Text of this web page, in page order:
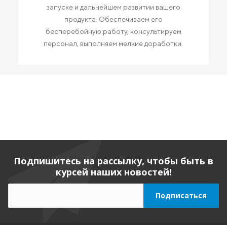
запуске и дальнейшем развитии вашего
продукта. Обеспечиваем его
бесперебойную работу, консультируем
персонал, выполняем мелкие доработки.
Подпишитесь на рассылку, чтобы быть в
курсей наших новостей!